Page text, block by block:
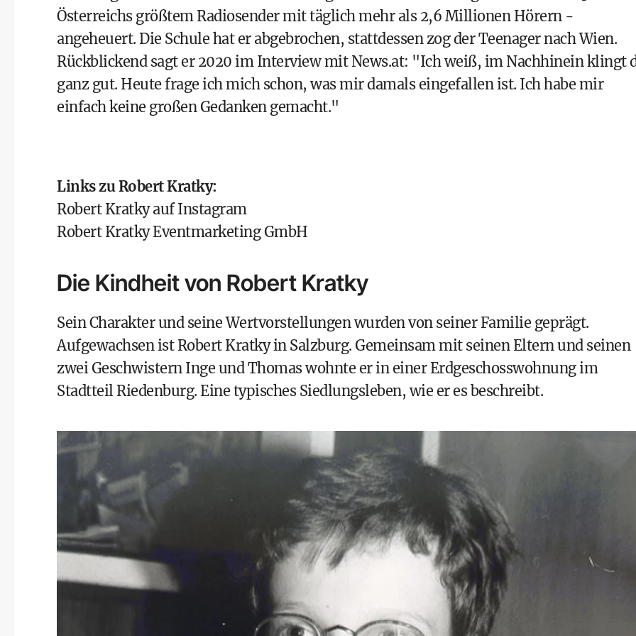
Österreichs größtem Radiosender mit täglich mehr als 2,6 Millionen Hörern -
angeheuert. Die Schule hat er abgebrochen, stattdessen zog der Teenager nach Wien.
Rückblickend sagt er 2020 im Interview mit News.at: "Ich weiß, im Nachhinein klingt
ganz gut. Heute frage ich mich schon, was mir damals eingefallen ist. Ich habe mir
einfach keine großen Gedanken gemacht."
Links zu Robert Kratky:
Robert Kratky auf Instagram
Robert Kratky Eventmarketing GmbH
Die Kindheit von Robert Kratky
Sein Charakter und seine Wertvorstellungen wurden von seiner Familie geprägt.
Aufgewachsen ist Robert Kratky in Salzburg. Gemeinsam mit seinen Eltern und seinen
zwei Geschwistern Inge und Thomas wohnte er in einer Erdgeschosswohnung im
Stadtteil Riedenburg. Eine typisches Siedlungsleben, wie er es beschreibt.